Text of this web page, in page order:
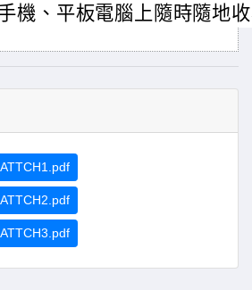
機、平板電腦上隨時隨地